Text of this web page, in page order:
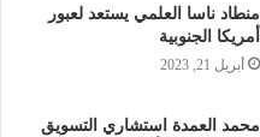
منطاد ناسا العلمي يستعد لعبور
أمريكا الجنوبية
أبريل 21, 2023
محمد العمدة استشاري التسويق